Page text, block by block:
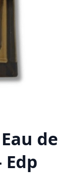
de
Edp